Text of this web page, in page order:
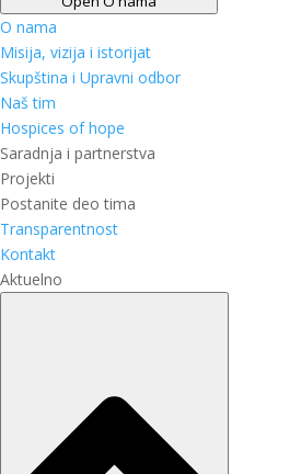
O nama
Misija, vizija i istorijat
Skupština i Upravni odbor
Naš tim
Hospices of hope
Saradnja i partnerstva
Projekti
Postanite deo tima
Transparentnost
Kontakt
Aktuelno